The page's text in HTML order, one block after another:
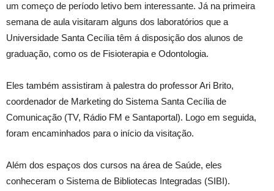
um começo de período letivo bem interessante. Já na primeira
semana de aula visitaram alguns dos laboratórios que a
Universidade Santa Cecília têm á disposição dos alunos de
graduação, como os de Fisioterapia e Odontologia.
Eles também assistiram à palestra do professor Ari Brito,
coordenador de Marketing do Sistema Santa Cecília de
Comunicação (TV, Rádio FM e Santaportal). Logo em seguida,
foram encaminhados para o início da visitação.
Além dos espaços dos cursos na área de Saúde, eles
conheceram o Sistema de Bibliotecas Integradas (SIBI).